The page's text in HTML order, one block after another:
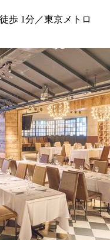
歩 1分／東京メトロ